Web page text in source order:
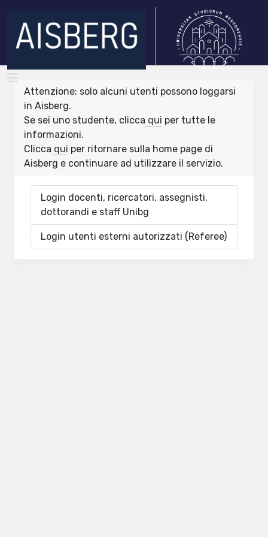
Attenzione: solo alcuni utenti possono loggarsi
in Aisberg.
Se sei uno studente, clicca qui per tutte le
informazioni.
Clicca qui per ritornare sulla home page di
Aisberg e continuare ad utilizzare il servizio.
Login docenti, ricercatori, assegnisti,
dottorandi e staff Unibg
Login utenti esterni autorizzati (Referee)